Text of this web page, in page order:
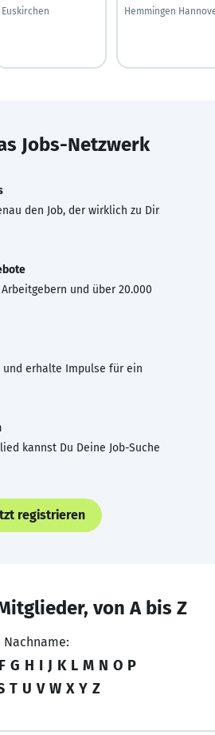
Euskirchen
Hemmingen
Jobs-Netzwerk
den Job, der wirklich zu Dir
und über 20.000
und erhalte Impulse für ein
kannst Du Deine Job-Suche
registrieren
von A bis Z
Nachname:
F G H I J K L M N O P
T U V W X Y Z